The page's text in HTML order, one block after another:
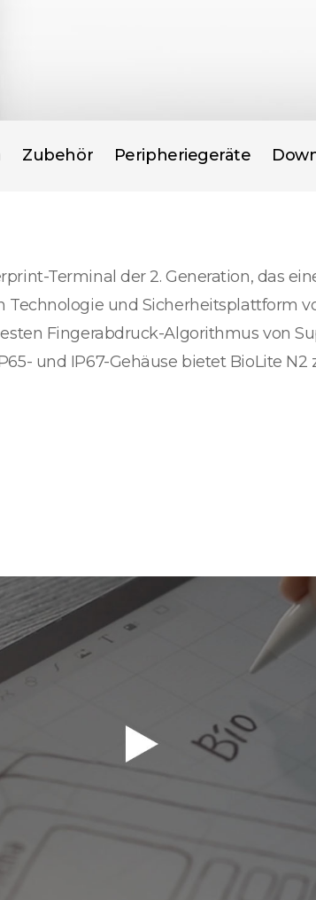
Zubehör Peripheriegeräte
Terminal der 2. Generation, das
und Sicherheitsplattform
Fingerabdruck-Algorithmus von
und IP67-Gehäuse bietet BioLite